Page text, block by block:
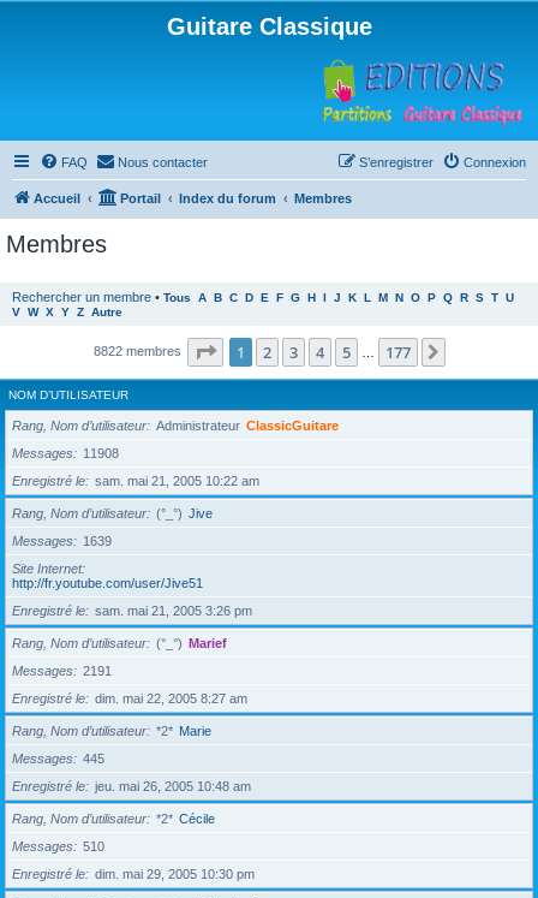
Guitare Classique
FAQ Nous contacter Connexion
S’enregistrer
Accueil Portail Index du forum Membres
Membres
Rechercher un membre • Tous A B C D E F G H I J K L M N O P Q R S T U
V W X Y Z Autre
8822 membres Page 1sur177
1 2 3 4 5 177
NOM D’UTILISATEUR
Rang, Nom d’utilisateur Administrateur ClassicGuitare
Messages
11908
Enregistré le
sam. mai 21, 2005 10:22 am
Rang, Nom d’utilisateur (°_°) Jive
Messages
1639
Site Internet
http://fr.youtube.com/user/Jive51
Enregistré le
sam. mai 21, 2005 3:26 pm
Rang, Nom d’utilisateur (°_°) Marief
Messages
2191
Enregistré le
dim. mai 22, 2005 8:27 am
Rang, Nom d’utilisateur *2* Marie
Messages
445
Enregistré le
jeu. mai 26, 2005 10:48 am
Rang, Nom d’utilisateur *2* Cécile
Messages
510
Enregistré le
dim. mai 29, 2005 10:30 pm